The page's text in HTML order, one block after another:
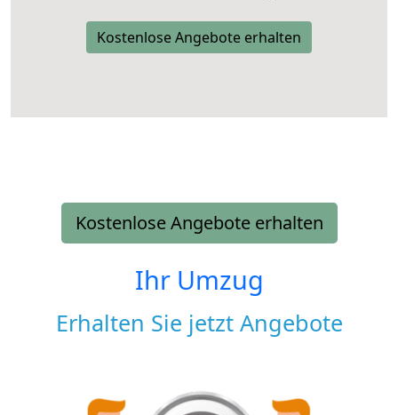
Kostenlose Angebote erhalten
Kostenlose Angebote erhalten
Ihr Umzug
Erhalten Sie jetzt Angebote